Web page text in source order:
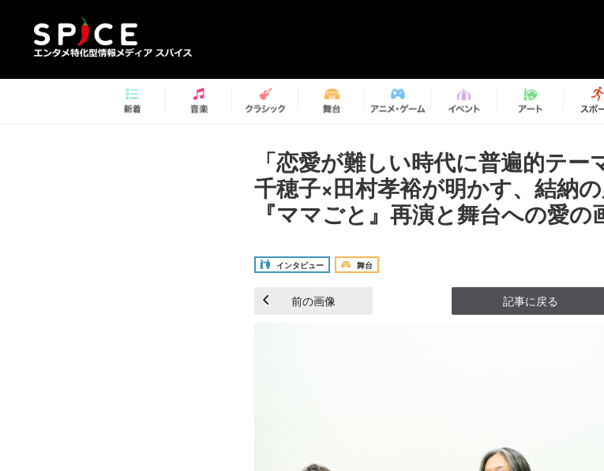
「恋愛が難しい時代に普遍的テー
千穂子×田村孝裕が明かす、結納
『ママごと』再演と舞台への愛の
インタビュー 舞台
前の画像 記事に戻る